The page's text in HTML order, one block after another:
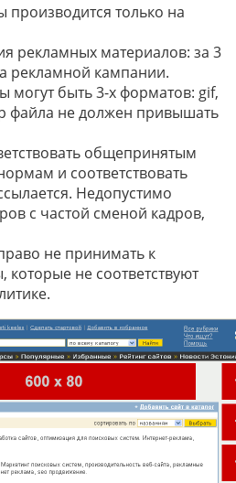
только на
рекламных материалов: за 3
рекламной кампании.
могут быть 3-х форматов: gif,
файла не должен привышать
общепринятым
и соответствовать
Недопустимо
с частой сменой кадров,
не принимать к
не соответствуют